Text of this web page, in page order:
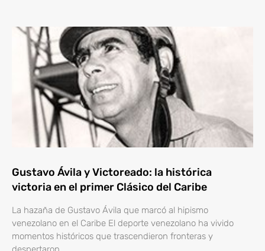
Gustavo Ávila y Victoreado: la histórica
victoria en el primer Clásico del Caribe
La hazaña de Gustavo Ávila que marcó al hipismo
venezolano en el Caribe El deporte venezolano ha vivido
momentos históricos que trascendieron fronteras y